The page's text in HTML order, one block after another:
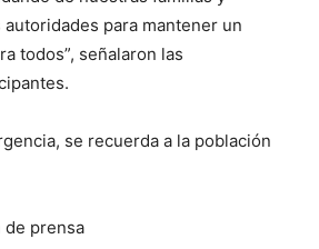
para mantener un
todos”, señalaron las
se recuerda a la población
de prensa